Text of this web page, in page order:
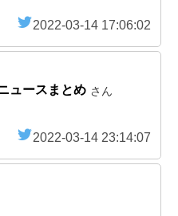
2022-03-14 17:06:02
ュースまとめ さん
2022-03-14 23:14:07